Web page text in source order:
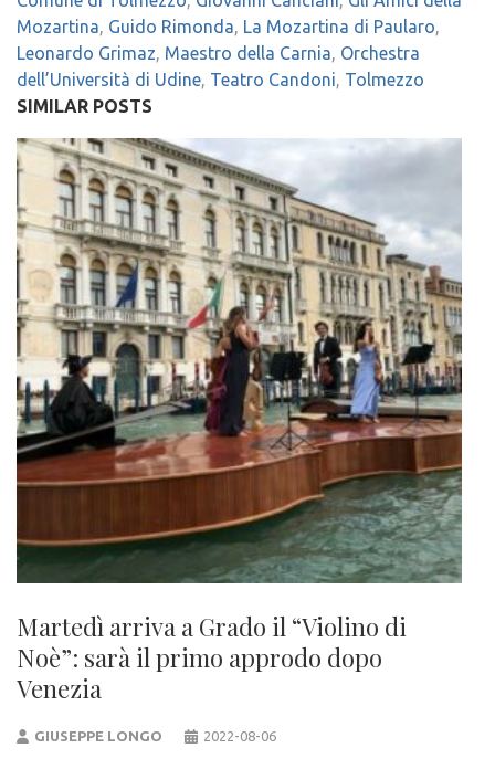
Mozartina, Guido Rimonda, La Mozartina di Paularo,
Leonardo Grimaz, Maestro della Carnia, Orchestra
dell’Università di Udine, Teatro Candoni, Tolmezzo
SIMILAR POSTS
Martedì arriva a Grado il “Violino di
Noè”: sarà il primo approdo dopo
Venezia
GIUSEPPE LONGO 2022-08-06